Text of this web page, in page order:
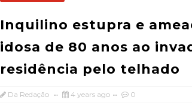
Inquilino estupra e
idosa de 80 anos ao
residência pelo telhado
Da Redação 4 years ago 0